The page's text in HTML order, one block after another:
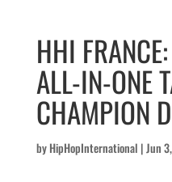
HHI
ALL-IN-ONE
CHAMPION
byHipHopInternational |Jun